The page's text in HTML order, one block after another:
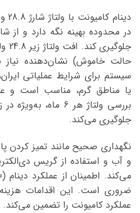
در محدوده بهینه نگه دارد و از
حالت خاموش) نشان‌دهنده
سیستم برای شرایط عملیاتی
یا مناطق گرم، مناسب است و
بررسی ولتاژ هر 6
جلوگیری می‌کند.
نگهداری صحیح مانند تمیز کردن
و آب و استفاده از گریس
ضروری است. این اقدامات
عملکرد کامیونت را تضمین می‌کند.